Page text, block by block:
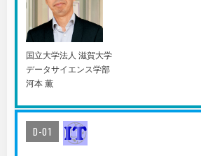
国⽴⼤学法⼈ 滋賀⼤学
データサイエンス学部
河本 薫
D-01